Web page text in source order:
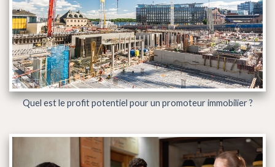
Quel est le profit potentiel pour un promoteur immobilier ?